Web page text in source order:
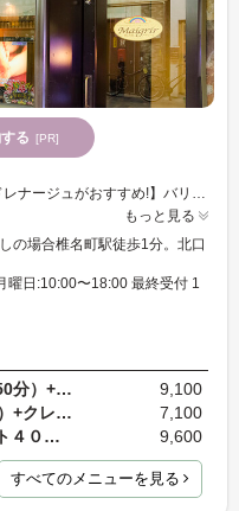
る [PR]
【椎名町から徒歩1分】【アロマリンパドレナージュがおすすめ!】バリテイストの店内で至高の「オールハンド施術」を体験してみてください♪
もっと見る
の場合椎名町駅徒歩1分。北口
曜日:10:00〜18:00 最終受付 1
【首肩お顔まるごとケア】顔筋（50分）+クレンジング…
9,100
【お顔まるごとケア】顔筋（30分）+クレンジング&…
7,100
【疲労改善】ボディ６０分＋フット４０分（通常価格…
9,600
すべてのメニューを見る